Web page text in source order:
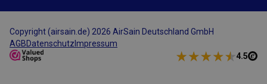
Copyright (airsain.de) 2026 AirSain Deutschland GmbH
AGBDatenschutz Impressum
4.5
Identifizierung des
CFTOKEN
www.airsain.de
Cookie. In
CFID hilft dieses